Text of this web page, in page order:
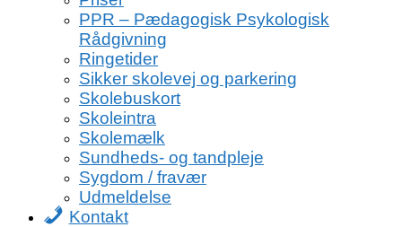
PPR – Pædagogisk Psykologisk
Rådgivning
Ringetider
Sikker skolevej og parkering
Skolebuskort
Skoleintra
Skolemælk
Sundheds- og tandpleje
Sygdom / fravær
Udmeldelse
Kontakt